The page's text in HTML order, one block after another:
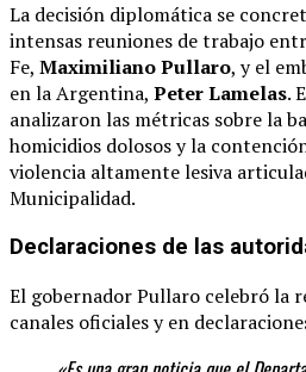
La decisión diplomática se
intensas reuniones de trabajo
Fe, Maximiliano Pullaro, y el
en la Argentina, Peter Lamelas.
analizaron las métricas sobre la
homicidios dolosos y la
violencia altamente lesiva
Municipalidad.
Declaraciones de las
El gobernador Pullaro celebró la
canales oficiales y en